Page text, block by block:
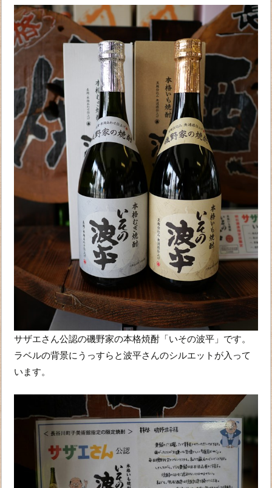
サザエさん公認の磯野家の本格焼酎「いその波平」です。
ラベルの背景にうっすらと波平さんのシルエットが入って
います。